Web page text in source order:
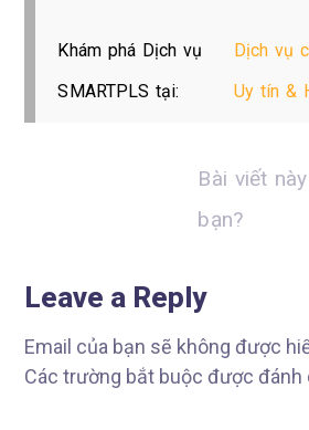
Khám phá Dịch vụ
SMARTPLS tại:
Dịch vụ
Uy tín &
Bài viết
bạn?
Leave a Reply
Email của bạn sẽ không được
Các trường bắt buộc được